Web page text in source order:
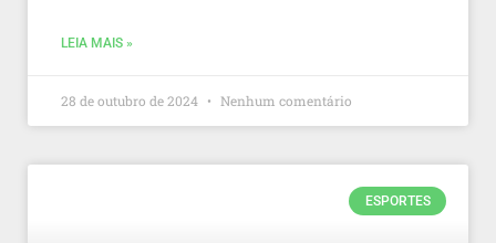
LEIA MAIS »
28 de outubro de 2024 Nenhum comentário
ESPORTES